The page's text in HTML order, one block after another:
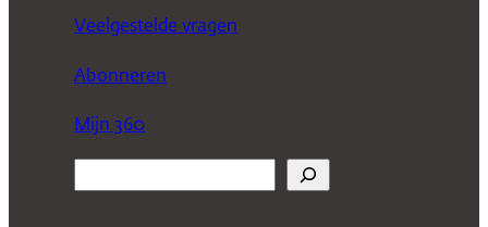
Veelgestelde vragen
Abonneren
Mijn 360